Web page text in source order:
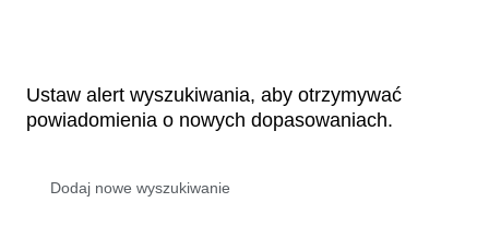
Ustaw alert wyszukiwania, aby otrzymywać
powiadomienia o nowych dopasowaniach.